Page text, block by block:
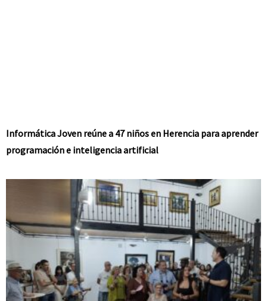
Informática Joven reúne a 47 niños en Herencia para aprender
programación e inteligencia artificial